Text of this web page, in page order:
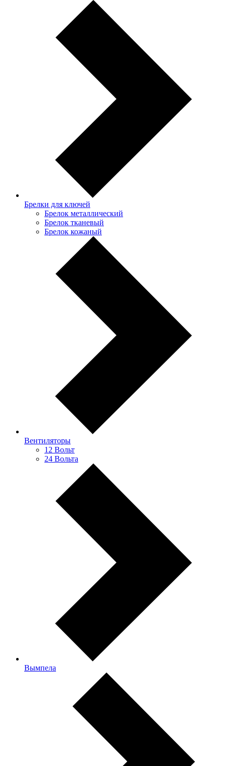
Брелки для ключей
Брелок металлический
Брелок тканевый
Брелок кожаный
Вентиляторы
12 Вольт
24 Вольта
Вымпела